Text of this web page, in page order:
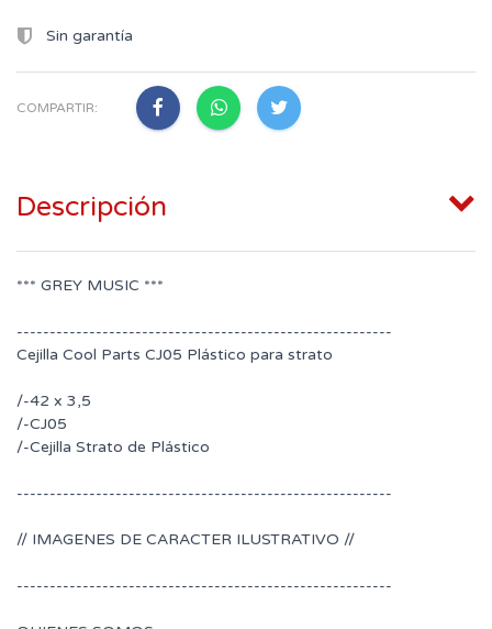
Sin garantía
COMPARTIR:
Descripción
*** GREY MUSIC ***
---------------------------------------------------------
Cejilla Cool Parts CJ05 Plástico para strato
/-42 x 3,5
/-CJ05
/-Cejilla Strato de Plástico
---------------------------------------------------------
// IMAGENES DE CARACTER ILUSTRATIVO //
---------------------------------------------------------